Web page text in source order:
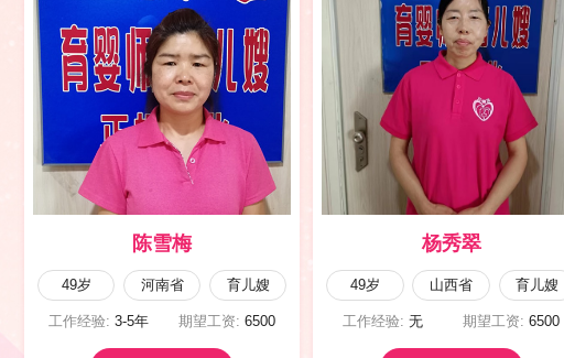
李向团
42岁 河南省 育儿嫂
工作经验: 5-8年 期望工资: 9500
马淑英
47岁 陕西省 育婴嫂
工作经验:10年以上 期望工资:13800